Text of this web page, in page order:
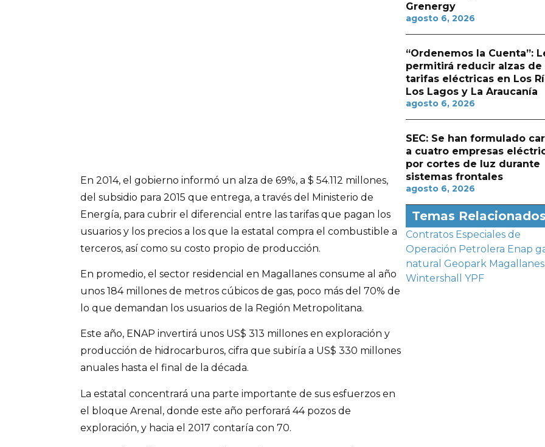
En 2014, el gobierno informó un alza de 69%, a $ 54.112 millones,
del subsidio para 2015 que entrega, a través del Ministerio de
Energía, para cubrir el diferencial entre las tarifas que pagan los
usuarios y los precios a los que la estatal compra el combustible a
terceros, así como su costo propio de producción.
En promedio, el sector residencial en Magallanes consume al año
unos 184 millones de metros cúbicos de gas, poco más del 70% de
lo que demandan los usuarios de la Región Metropolitana.
Este año, ENAP invertirá unos US$ 313 millones en exploración y
producción de hidrocarburos, cifra que subiría a US$ 330 millones
anuales hasta el final de la década.
La estatal concentrará una parte importante de sus esfuerzos en
el bloque Arenal, donde este año perforará 44 pozos de
exploración, y hacia el 2017 contaría con 70.
Grenergy
agosto 6, 2026
“Ordenemos la Cuenta”:
permitirá reducir alzas de
tarifas eléctricas en Los
Los Lagos y La Araucanía
agosto 6, 2026
SEC: Se han formulado
a cuatro empresas
por cortes de luz durante
sistemas frontales
agosto 6, 2026
Temas Relacionados
Contratos Especiales de
Operación Petrolera Enap
natural Geopark Magallanes
Wintershall
YPF